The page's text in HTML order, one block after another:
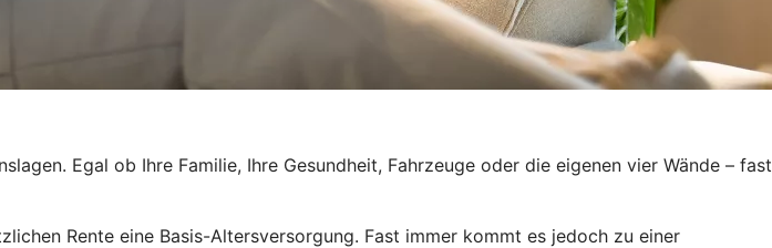
Egal ob Ihre Familie, Ihre Gesundheit, Fahrzeuge oder die eigenen vier Wände – fast
Rente eine Basis-Altersversorgung. Fast immer kommt es jedoch zu einer